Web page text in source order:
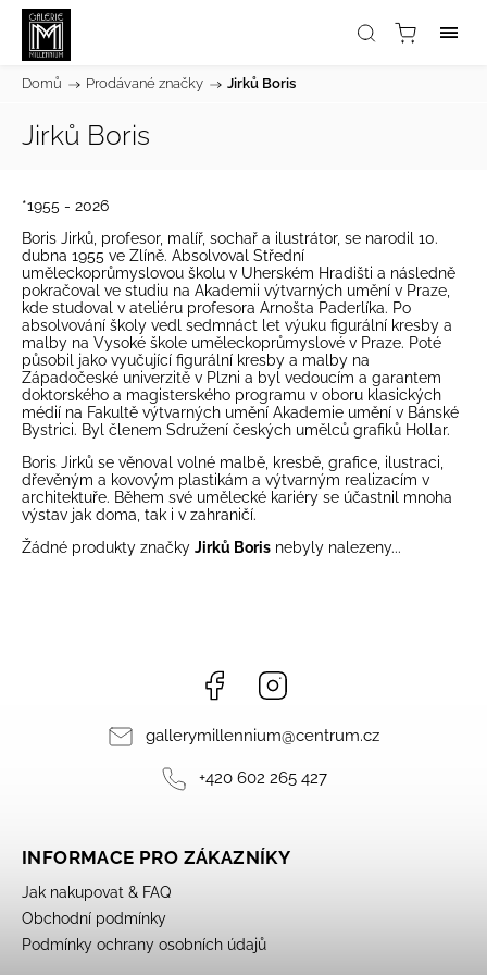
Domů / Prodávané značky / Jirků Boris
Jirků Boris
*1955 - 2026
Boris Jirků, profesor, malíř, sochař a ilustrátor, se narodil 10.
dubna 1955 ve Zlíně. Absolvoval Střední
uměleckoprůmyslovou školu v Uherském Hradišti a následně
pokračoval ve studiu na Akademii výtvarných umění v Praze,
kde studoval v ateliéru profesora Arnošta Paderlíka. Po
absolvování školy vedl sedmnáct let výuku figurální kresby a
malby na Vysoké škole uměleckoprůmyslové v Praze. Poté
působil jako vyučující figurální kresby a malby na
Západočeské univerzitě v Plzni a byl vedoucím a garantem
doktorského a magisterského programu v oboru klasických
médií na Fakultě výtvarných umění Akademie umění v Bánské
Bystrici. Byl členem Sdružení českých umělců grafiků Hollar.
Boris Jirků se věnoval volné malbě, kresbě, grafice, ilustraci,
dřevěným a kovovým plastikám a výtvarným realizacím v
architektuře. Během své umělecké kariéry se účastnil mnoha
výstav jak doma, tak i v zahraničí.
Žádné produkty značky Jirků Boris nebyly nalezeny...
Facebook
gallerymillennium@centrum.cz
+420 602 265 427
INFORMACE PRO ZÁKAZNÍKY
Jak nakupovat & FAQ
Obchodní podmínky
Podmínky ochrany osobních údajů